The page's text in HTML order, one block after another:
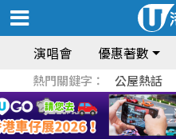
演唱會 優惠著數
熱門關鍵字： 公屋熱話